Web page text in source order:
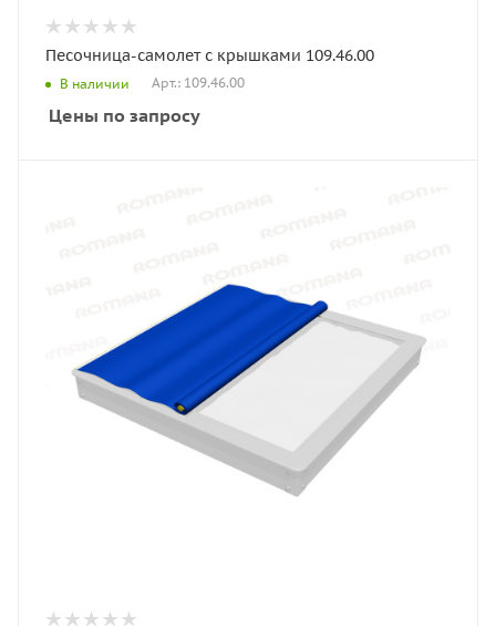
Песочница-самолет с крышками 109.46.00
В наличии Арт.: 109.46.00
Цены по запросу